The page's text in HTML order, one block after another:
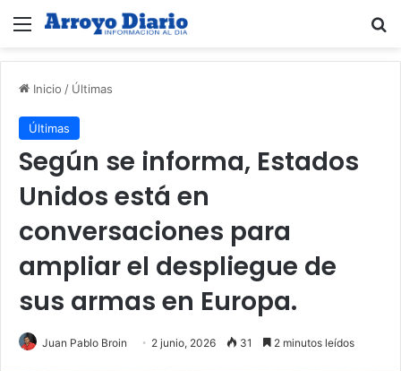
Menú
Inicio / Últimas
Últimas
Según se informa, Estados
Unidos está en
conversaciones para
ampliar el despliegue de
sus armas en Europa.
Juan Pablo Broin 2 junio, 2026 31 2 minutos leídos